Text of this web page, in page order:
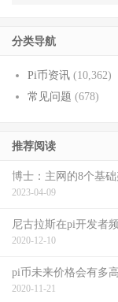
分类导航
Pi币资讯 (10,362)
常见问题 (678)
推荐阅读
博士：主网的8个基
2023-04-09
尼古拉斯在pi开发者
2020-12-10
pi币未来价格会有多
2020-11-21